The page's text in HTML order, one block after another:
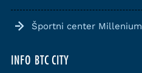
Športni center Millenium
INFO BTC CITY